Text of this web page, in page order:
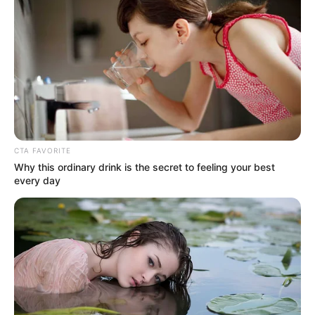
interesan. Para estar bien informado, por
favor, active las notificaciones de Alerta.
ACTIVAR AHORA
TEMAS DESTACADOS
CATATUMBO
PUENTE INTERNACIONAL SIMÓN BOLÍVAR
NOTICIAS NORTE DE SANTANDER
ÁREA METROPOLITANA DE CÚCUTA
OCAÑA
NARCOTRÁFICO
ELN
CTA FAVORITE
Why this ordinary drink is the secret to feeling your best
every day